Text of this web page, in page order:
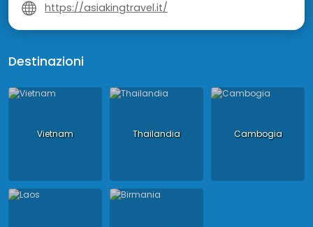
https://asiakingtravel.it/
Destinazioni
Vietnam Thailandia Cambogia